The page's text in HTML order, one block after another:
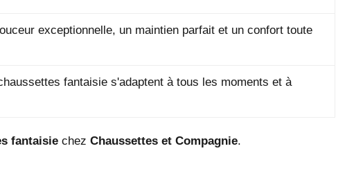
exceptionnelle, un maintien parfait et un confort toute
fantaisie s'adaptent à tous les moments et à
fantaisie chez Chaussettes et Compagnie.